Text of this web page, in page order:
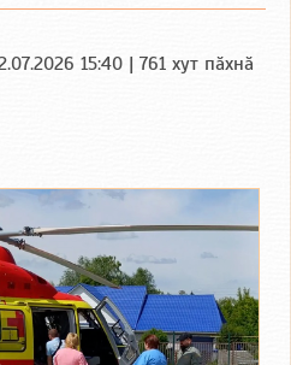
15:40 | 761 хут пӑхнӑ